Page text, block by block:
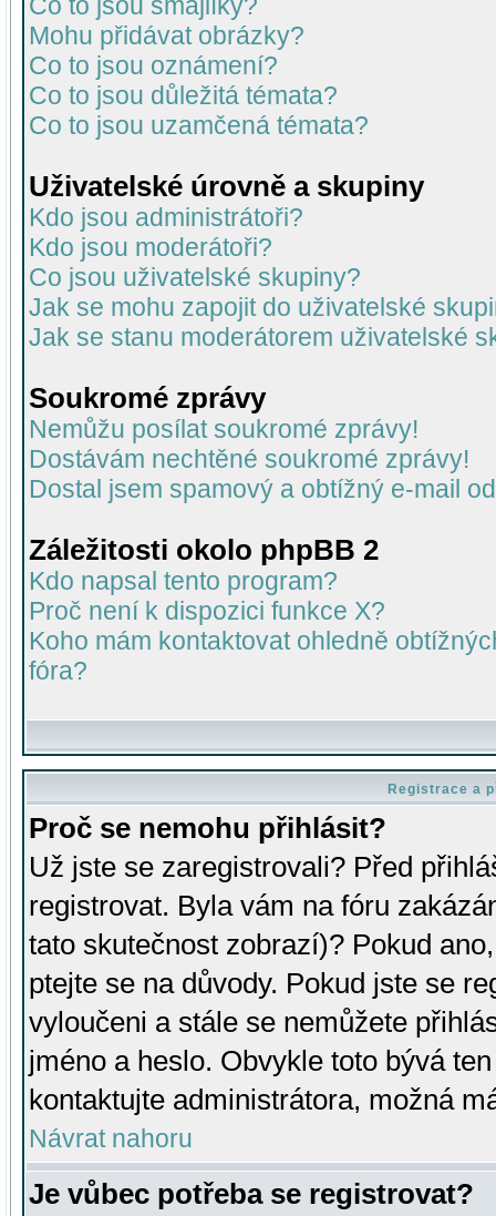
Mohu přidávat obrázky?
Co to jsou oznámení?
Co to jsou důležitá témata?
Co to jsou uzamčená témata?
Uživatelské úrovně a skupiny
Kdo jsou administrátoři?
Kdo jsou moderátoři?
Co jsou uživatelské skupiny?
Jak se mohu zapojit do uživatelské
Jak se stanu moderátorem uživatelské
Soukromé zprávy
Nemůžu posílat soukromé zprávy!
Dostávám nechtěné soukromé zprávy!
Dostal jsem spamový a obtížný e-mail
Záležitosti okolo phpBB 2
Kdo napsal tento program?
Proč není k dispozici funkce X?
Koho mám kontaktovat ohledně
fóra?
Registrace a
Proč se nemohu přihlásit?
Už jste se zaregistrovali? Před
registrovat. Byla vám na fóru
tato skutečnost zobrazí)? Pokud
ptejte se na důvody. Pokud jste se
vyloučeni a stále se nemůžete
jméno a heslo. Obvykle toto bývá
kontaktujte administrátora, možná
Návrat nahoru
Je vůbec potřeba se registrovat?